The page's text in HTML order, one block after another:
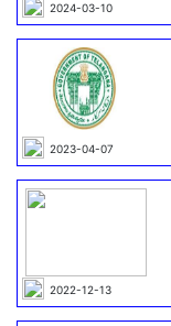
2024-03-10
2023-04-07
2022-12-13